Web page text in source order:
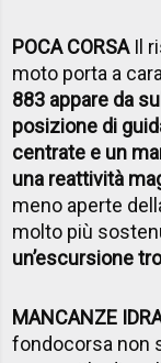
POCA CORSAIl
moto porta a
883 appare da
posizione di
centrate e un
una reattività
meno aperte
molto più
un’escursione
MANCANZE
fondocorsa non